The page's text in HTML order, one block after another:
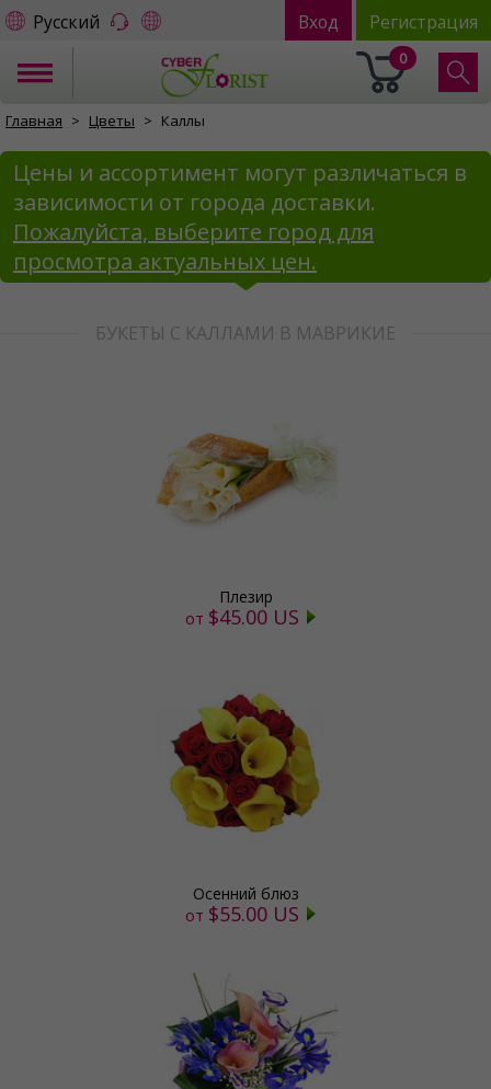
Русский Вход Регистрация
0
Главная Цветы Каллы
Цены и ассортимент могут различаться в
зависимости от города доставки.
Пожалуйста, выберите город для
просмотра актуальных цен.
БУКЕТЫ С КАЛЛАМИ В МАВРИКИЕ
Плезир
от $45.00 US
Осенний блюз
от $55.00 US